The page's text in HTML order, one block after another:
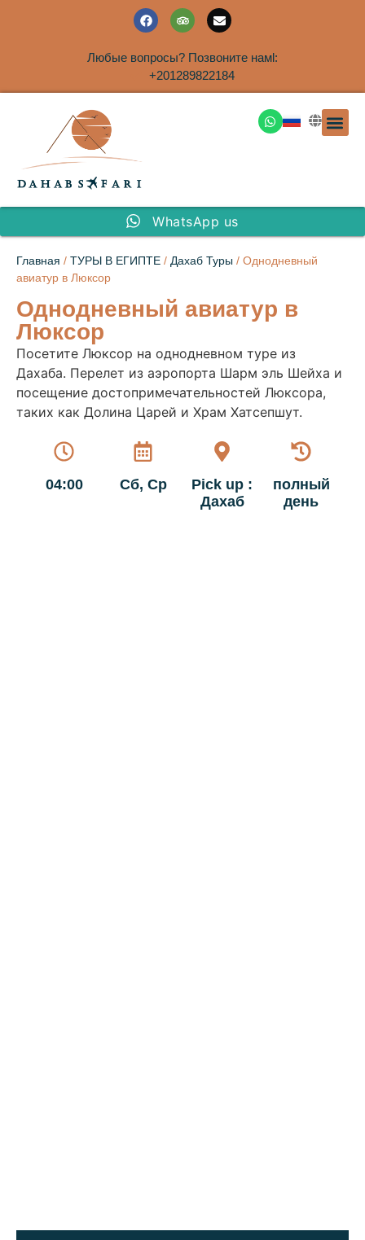
Любые вопросы? Позвоните намl:
+201289822184
WhatsApp us
Главная / ТУРЫ В ЕГИПТЕ / Дахаб Туры / Однодневный
авиатур в Люксор
Однодневный авиатур в
Люксор
Посетите Люксор на однодневном туре из
Дахаба. Перелет из аэропорта Шарм эль Шейха и
посещение достопримечательностей Люксора,
таких как Долина Царей и Храм Хатсепшут.
04:00 Сб, Ср
Pick up :
Дахаб
полный
день